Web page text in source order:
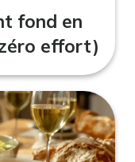
fond en
effort)